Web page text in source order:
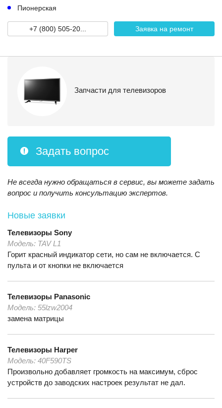
Пионерская
+7 (800) 505-20... Заявка на ремонт
Запчасти для телевизоров
Задать вопрос
Не всегда нужно обращаться в сервис, вы можете задать
вопрос и получить консультацию экспертов.
Новые заявки
Телевизоры Sony
Модель: TAV L1
Горит красный индикатор сети, но сам не включается. С
пульта и от кнопки не включается
Телевизоры Panasonic
Модель: 55lzw2004
замена матрицы
Телевизоры Harper
Модель: 40F590TS
Произвольно добавляет громкость на максимум, сброс
устройств до заводских настроек результат не дал.